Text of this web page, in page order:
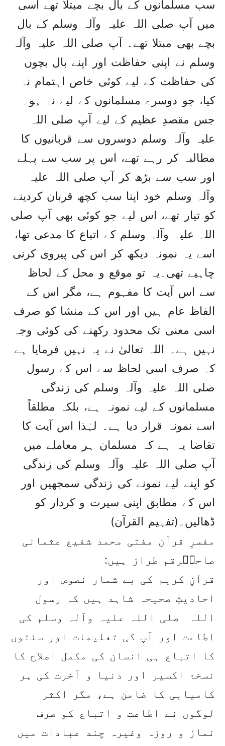
سب مسلمانوں کے بال بچے مبتلا تھے اسی
میں آپ صلی اللہ علیہ وآلہ وسلم کے بال
بچے بھی مبتلا تھے۔ آپ صلی اللہ علیہ وآلہ
وسلم نے اپنی حفاظت اور اپنے بال بچوں
کی حفاظت کے لیے کوئی خاص اہتمام نہ
کیا، جو دوسرے مسلمانوں کے لیے نہ ہو۔
جس مقصدِ عظیم کے لیے آپ صلی اللہ
علیہ وآلہ وسلم دوسروں سے قربانیوں کا
مطالبہ کر رہے تھے، اس پر سب سے پہلے
اور سب سے بڑھ کر آپ صلی اللہ علیہ
وآلہ وسلم خود اپنا سب کچھ قربان کردینے
کو تیار تھے، اس لیے جو کوئی بھی آپ صلی
اللہ علیہ وآلہ وسلم کے اتباع کا مدعی تھا،
اسے یہ نمونہ دیکھ کر اس کی پیروی کرنی
چاہیے تھی۔یہ تو موقع و محل کے لحاظ
سے اس آیت کا مفہوم ہے، مگر اس کے
الفاظ عام ہیں اور اس کے منشا کو صرف
اسی معنی تک محدود رکھنے کی کوئی وجہ
نہیں ہے۔ اللہ تعالیٰ نے یہ نہیں فرمایا ہے
کہ صرف اسی لحاظ سے اس کے رسول
صلی اللہ علیہ وآلہ وسلم کی زندگی
مسلمانوں کے لیے نمونہ ہے، بلکہ مطلقاً
اسے نمونہ قرار دیا ہے۔ لہٰذا اس آیت کا
تقاضا یہ ہے کہ مسلمان ہر معاملے میں
آپ صلی اللہ علیہ وآلہ وسلم کی زندگی
کو اپنے لیے نمونے کی زندگی سمجھیں اور
اس کے مطابق اپنی سیرت و کردار کو
ڈھالیں۔(تفہیم القرآن)
مفسرِ قرآن مفتی محمد شفیع عثمانی
صاحبؒرقم طراز ہیں:
قرآنِ کریم کی بے شمار نصوص اور
احادیثِ صحیحہ شاہد ہیں کہ رسول
اللہ صلی اللہ علیہ وآلہ وسلم کی
اطاعت اور آپ کی تعلیمات اور سنتوں
کا اتباع ہی انسان کی مکمل اصلاح کا
نسخۂ اکسیر اور دنیا و آخرت کی ہر
کامیابی کا ضامن ہے، مگر اکثر
لوگوں نے اطاعت و اتباع کو صرف
نماز و روزہ وغیرہ چند عبادات میں